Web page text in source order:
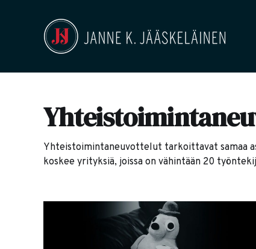
Yhteistoimintaneuvottelut tarkoittavat samaa
koskee yrityksiä, joissa on vähintään 20